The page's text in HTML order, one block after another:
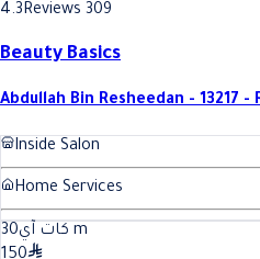
4.3Reviews 309
Beauty Basics
Abdullah Bin Resheedan - 13217
Inside Salon
Home Services
كات آي30
m